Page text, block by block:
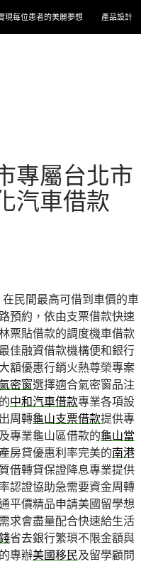
現每位患者的美麗夢想
產品設計
專屬台北市
汽車借款
在民間最高可借到車價的車
預約，依由支票借款快速
票貼借款的調度機車借款
佳融資借款機構便和銀行
大額優惠行銷火熱尊榮專案
密窗選擇適合氣密窗品注
中和汽車借款專業各項設
周轉龜山支票借款提供專
專業龜山區借款的龜山當
房貸優惠利率完美的南港
借轉貸保證降息專業提供
認證協助急需要資金周轉
平價精品申請美國留學想
求會盡量配合快速給生活
省去銀行繁瑣不限金額與
專辦美國移民及留學顧問